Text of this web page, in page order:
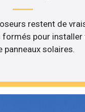
restent de
pour installer
panneaux solaires.